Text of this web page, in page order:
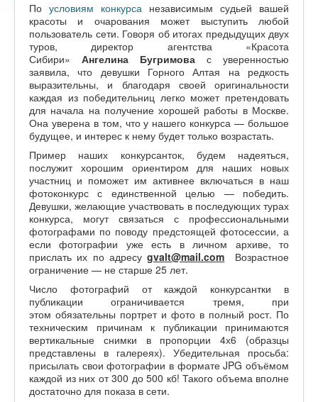
По условиям конкурса независимым судьей вашей
красоты и очарования может выступить любой
пользователь сети. Говоря об итогах предыдущих двух
туров, директор агентства «Красота
Сибири» Ангелина Бугримова с уверенностью
заявила, что девушки Горного Алтая на редкость
выразительны, и благодаря своей оригинальности
каждая из победительниц легко может претендовать
для начала на получение хорошей работы в Москве.
Она уверена в том, что у нашего конкурса — большое
будущее, и интерес к нему будет только возрастать.
Пример наших конкурсанток, будем надеяться,
послужит хорошим ориентиром для наших новых
участниц и поможет им активнее включаться в наш
фотоконкурс с единственной целью — победить.
Девушки, желающие участвовать в последующих турах
конкурса, могут связаться с профессиональными
фотографами по поводу предстоящей фотосессии, а
если фотографии уже есть в личном архиве, то
прислать их по адресуgvalt@mail.com Возрастное
ограничение — не старше 25 лет.
Число фотографий от каждой конкурсантки в
публикации ограничивается тремя, при
этом обязательны портрет и фото в полный рост. По
техническим причинам к публикации принимаются
вертикальные снимки в пропорции 4х6 (образцы
представлены в галереях). Убедительная просьба:
присылать свои фотографии в формате JPG объёмом
каждой из них от 300 до 500 кб! Такого объема вполне
достаточно для показа в сети.